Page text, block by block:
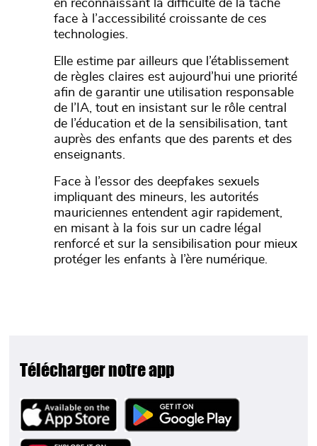
en reconnaissant la difficulté de la tâche
face à l’accessibilité croissante de ces
technologies.
Elle estime par ailleurs que l’établissement
de règles claires est aujourd’hui une priorité
afin de garantir une utilisation responsable
de l’IA, tout en insistant sur le rôle central
de l’éducation et de la sensibilisation, tant
auprès des enfants que des parents et des
enseignants.
Face à l’essor des deepfakes sexuels
impliquant des mineurs, les autorités
mauriciennes entendent agir rapidement,
en misant à la fois sur un cadre légal
renforcé et sur la sensibilisation pour mieux
protéger les enfants à l’ère numérique.
Télécharger notre app
Image Image